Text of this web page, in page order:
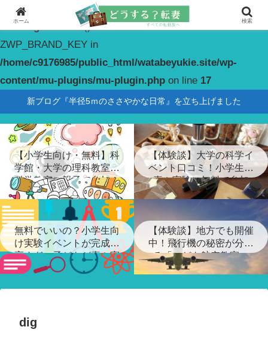
Warning
: constant(): Couldn't find constant
ZWP_BRAND_KEY in
/home/c9176985/public_html/watabeyukie.site/wp-
content/mu-plugins/mu-plugin.php on line 17
新ブログ『半径5ｍのささやかな日常』を立ち上げました
【小学生向け・無料】科
学館・大学の理科教室・
科学教室に親子で参加！
【体験談】大学の科学イ
ベント口コミ！小学生が
喜ぶ実験に無料で参加
無料でいいの？小学生向
け実験イベントが完成度
高すぎ…子どもが喜ぶ実
験ショー
【体験談】地方でも開催
中！飛行機の秘密が分か
る「こども航空教室」
dig
ホーム 検索